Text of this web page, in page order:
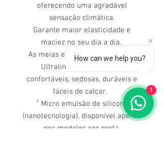
oferecendo uma agradável
sensação climática.
Garante maior elasticidade e
maciez no seu dia a dia.
As meias e braçadeiras da linha
Ultraline 4000 são mais
confortáveis, sedosas, duráveis e
fáceis de calçar.
¹ Micro emulsão de silicone
(nanotecnologia), disponível apenas
nos modelos cor preta.
How can we help you?
1